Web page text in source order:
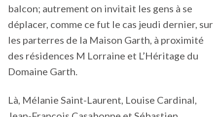
balcon; autrement on invitait les gens à se
déplacer, comme ce fut le cas jeudi dernier, sur
les parterres de la Maison Garth, à proximité
des résidences M Lorraine et L’Héritage du
Domaine Garth.
Là, Mélanie Saint-Laurent, Louise Cardinal,